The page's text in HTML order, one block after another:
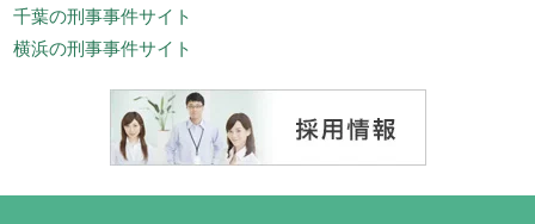
千葉の刑事事件サイト
横浜の刑事事件サイト